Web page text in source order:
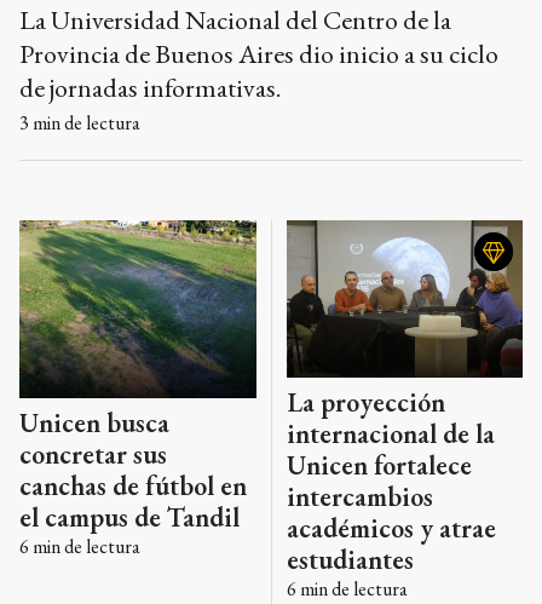
La Universidad Nacional del Centro de la
Provincia de Buenos Aires dio inicio a su ciclo
de jornadas informativas.
3 min de lectura
Unicen busca
concretar sus
canchas de fútbol en
el campus de Tandil
6 min de lectura
La proyección
internacional de la
Unicen fortalece
intercambios
académicos y atrae
estudiantes
6 min de lectura